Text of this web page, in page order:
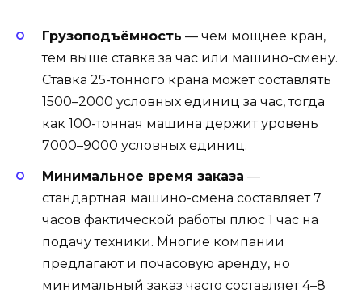
Грузоподъёмность — чем мощнее кран,
тем выше ставка за час или машино-смену.
Ставка 25-тонного крана может составлять
1500–2000 условных единиц за час, тогда
как 100-тонная машина держит уровень
7000–9000 условных единиц.
Минимальное время заказа —
стандартная машино-смена составляет 7
часов фактической работы плюс 1 час на
подачу техники. Многие компании
предлагают и почасовую аренду, но
минимальный заказ часто составляет 4–8